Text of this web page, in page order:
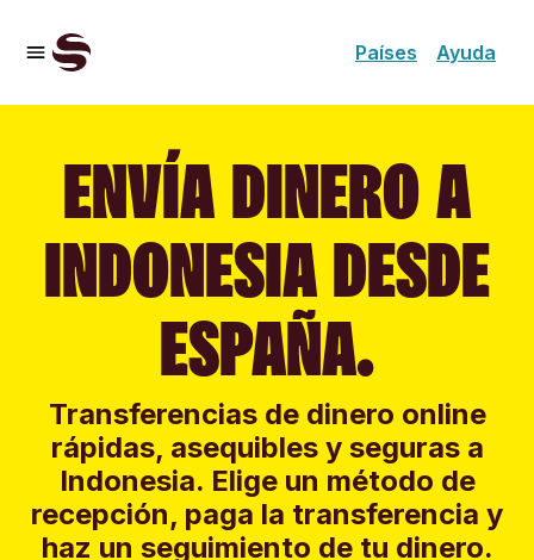
Países Ayuda
ENVÍA DINERO A
INDONESIA DESDE
ESPAÑA.
Transferencias de dinero online
rápidas, asequibles y seguras a
Indonesia. Elige un método de
recepción, paga la transferencia y
haz un seguimiento de tu dinero.